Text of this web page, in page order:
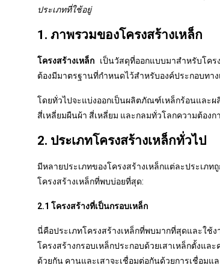
ประเภทที่ใช้อยู่
1. ภาพรวมของโครงสร้างเหล็ก
โครงสร้างเหล็ก เป็นวัสดุที่ออกแบบมาสำหรับโคร
ต้องมีมาตรฐานที่กำหนดไว้สำหรับองค์ประกอบทา
โดยทั่วไปจะแบ่งออกเป็นผลิตภัณฑ์เหล็กร้อนแ
สี่เหลี่ยมผืนผ้า สี่เหลี่ยม และกลมทั่วโลกความต้องก
2. ประเภทโครงสร้างเหล็กทั่วไป
มีหลายประเภทของโครงสร้างเหล็กแต่ละประ
โครงสร้างเหล็กที่พบบ่อยที่สุด:
2.1 โครงสร้างที่เป็นกรอบเหล็ก
นี่คือประเภทโครงสร้างเหล็กที่พบมากที่สุดและ
โครงสร้างกรอบเหล็กประกอบด้วยเสาเหล็กตั้งแ
ด้วยกัน คานและเสาจะเชื่อมต่อกันด้วยการเชื่อมแ